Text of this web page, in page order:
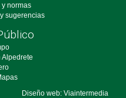
normas
sugerencias
Alpedrete
Diseño web: Viaintermedia